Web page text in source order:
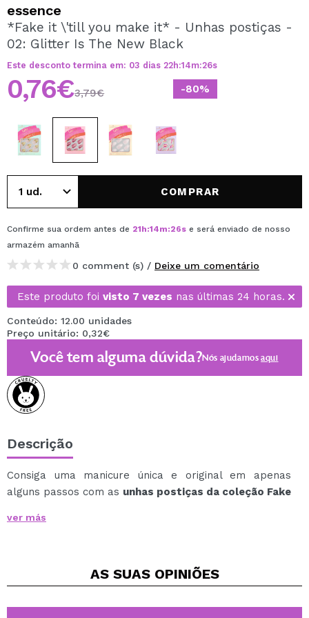
Ao criar uma conta no Maquibeauty.pt pode fazer as suas
compras rapidamente, verificar o estado das suas
essence
*Fake it \'till you make it* - Unhas postiças -
02: Glitter Is The New Black
Este desconto termina em: 03 dias 22h:14m:25s
-80%
0,76€3,79€
COMPRAR
Confirme sua ordem antes de 21h:14m:25s e será enviado de nosso
armazém amanhã
0 comment (s) / Deixe um comentário
Este produto foi visto 7 vezes nas últimas 24 horas.
Conteúdo: 12.00 unidades
Preço unitário: 0,32€
Você tem alguma dúvida?Nós ajudamosaqui
Descrição
Consiga uma manicure única e original em apenas
alguns passos com as unhas postiças da coleção Fake
Muito fácil de aplicar nas unhas.
tamanhos diferentes, cada um adequado para o
ver más
AS SUAS OPINIÕES